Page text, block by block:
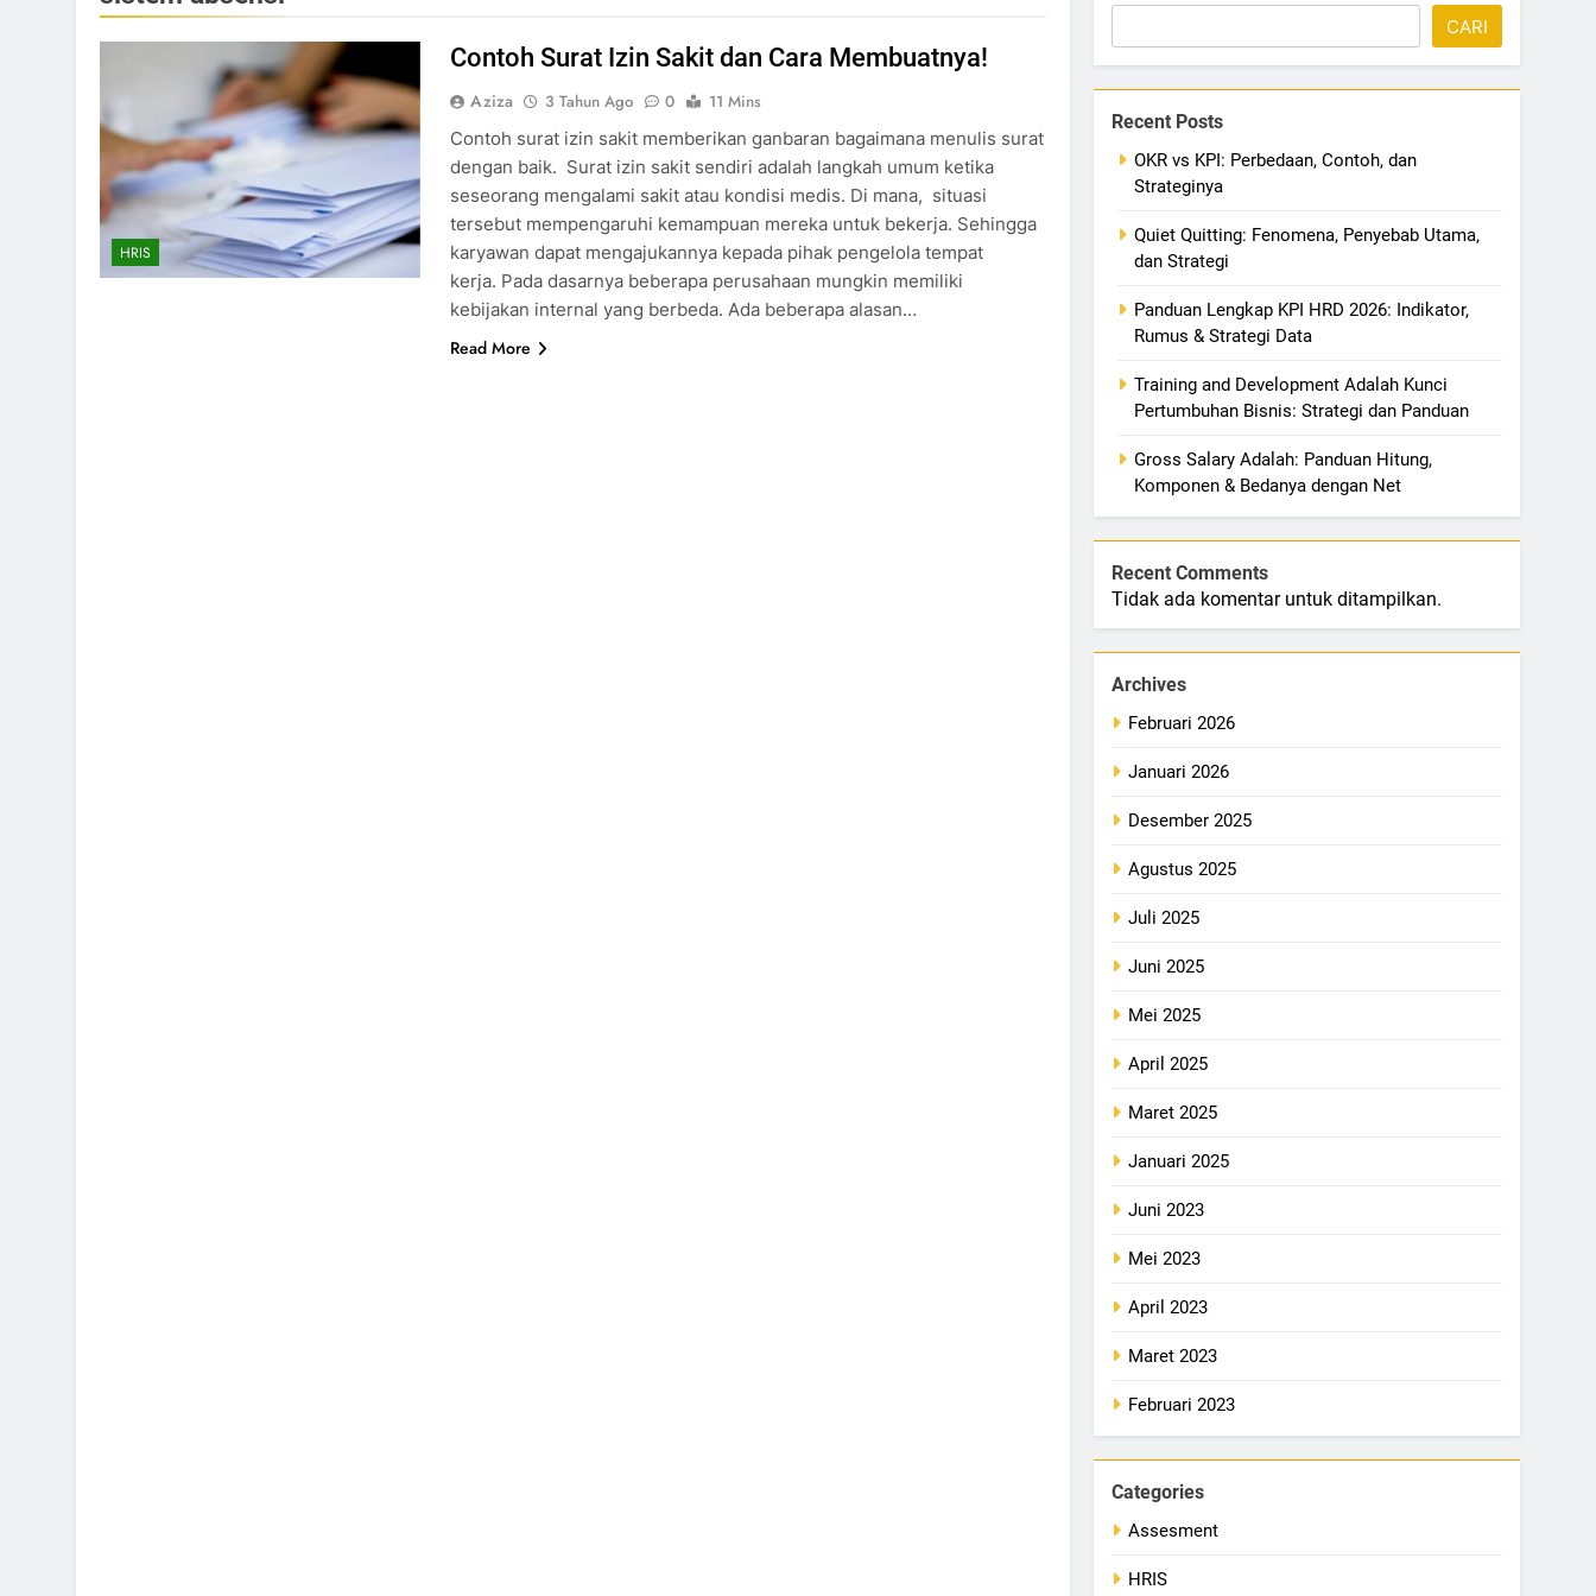
HRIS
Contoh Surat Izin Sakit dan Cara Membuatnya!
Aziza 3 Tahun Ago 0
11 Mins
Contoh surat izin sakit memberikan ganbaran bagaimana menulis surat
dengan baik. Surat izin sakit sendiri adalah langkah umum ketika
seseorang mengalami sakit atau kondisi medis. Di mana, situasi
tersebut mempengaruhi kemampuan mereka untuk bekerja. Sehingga
karyawan dapat mengajukannya kepada pihak pengelola tempat
kerja. Pada dasarnya beberapa perusahaan mungkin memiliki
kebijakan internal yang berbeda. Ada beberapa alasan…
Read More
CARI
Recent Posts
OKR vs KPI: Perbedaan, Contoh, dan
Strateginya
Quiet Quitting: Fenomena, Penyebab Utama,
dan Strategi
Panduan Lengkap KPI HRD 2026: Indikator,
Rumus & Strategi Data
Training and Development Adalah Kunci
Pertumbuhan Bisnis: Strategi dan Panduan
Gross Salary Adalah: Panduan Hitung,
Komponen & Bedanya dengan Net
Recent Comments
Tidak ada komentar untuk ditampilkan.
Archives
Februari 2026
Januari 2026
Desember 2025
Agustus 2025
Juli 2025
Juni 2025
Mei 2025
April 2025
Maret 2025
Januari 2025
Juni 2023
Mei 2023
April 2023
Maret 2023
Februari 2023
Categories
Assesment
HRIS